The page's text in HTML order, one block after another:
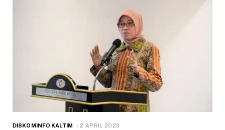
DISKOMINFO KALTIM 2 APRIL 2023